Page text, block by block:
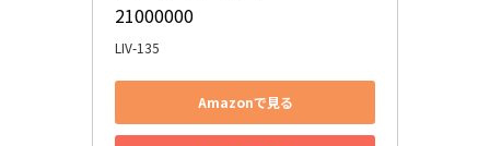
21000000
LIV-135
Amazonで見る